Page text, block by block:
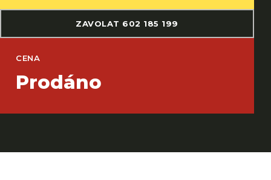
ZAVOLAT 602 185 199
CENA
Prodáno